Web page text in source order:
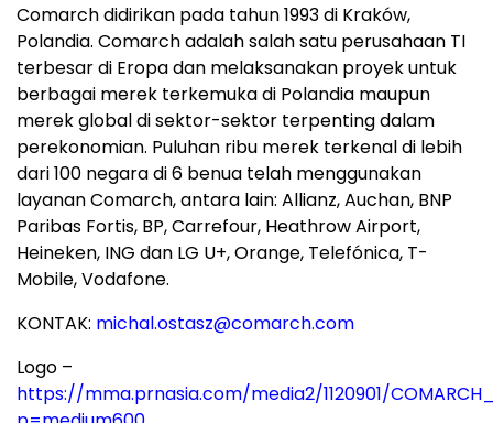
Comarch didirikan pada tahun 1993 di Kraków,
Polandia. Comarch adalah salah satu perusahaan TI
terbesar di Eropa dan melaksanakan proyek untuk
berbagai merek terkemuka di Polandia maupun
merek global di sektor-sektor terpenting dalam
perekonomian. Puluhan ribu merek terkenal di lebih
dari 100 negara di 6 benua telah menggunakan
layanan Comarch, antara lain: Allianz, Auchan, BNP
Paribas Fortis, BP, Carrefour, Heathrow Airport,
Heineken, ING dan LG U+, Orange, Telefónica, T-
Mobile, Vodafone.
KONTAK: michal.ostasz@comarch.com
Logo –
https://mma.prnasia.com/media2/1120901/